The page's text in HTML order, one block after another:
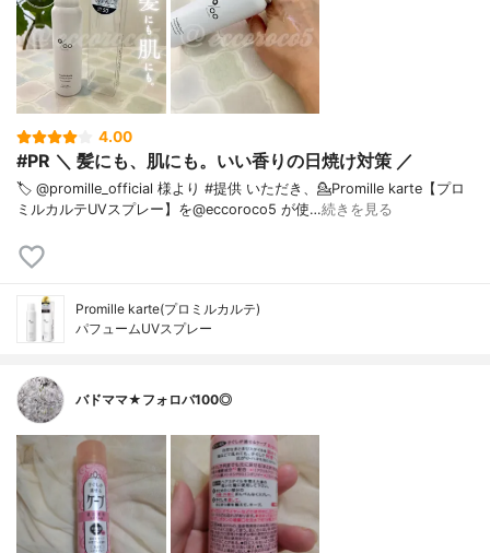
4.00
#PR ＼ 髪にも、肌にも。いい香りの日焼け対策 ／ ⁡
🏷️ @promille_official 様より #提供 いただき、⁡💁Promille karte【プロ
ミルカルテUVスプレー】を@eccoroco5 が使…続きを見る
Promille karte(プロミルカルテ)
パフュームUVスプレー
バドママ★フォロバ100◎